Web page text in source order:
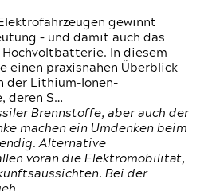
gewinnt
– und damit auch das
Hochvoltbatterie. In diesem
einen praxisnahen Überblick
der Lithium-Ionen-
deren S…
Brennstoffe, aber auch der
machen ein Umdenken beim
Alternative
voran die Elektromobilität,
Bei der